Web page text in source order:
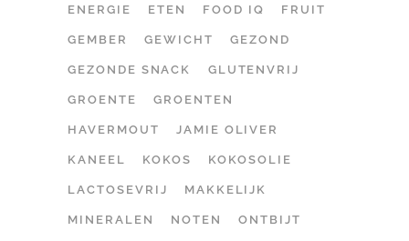
ENERGIE ETEN FOOD IQ FRUIT
GEMBER GEWICHT GEZOND
GEZONDE SNACK GLUTENVRIJ
GROENTE GROENTEN
HAVERMOUT JAMIE OLIVER
KANEEL KOKOS KOKOSOLIE
LACTOSEVRIJ MAKKELIJK
MINERALEN NOTEN ONTBIJT